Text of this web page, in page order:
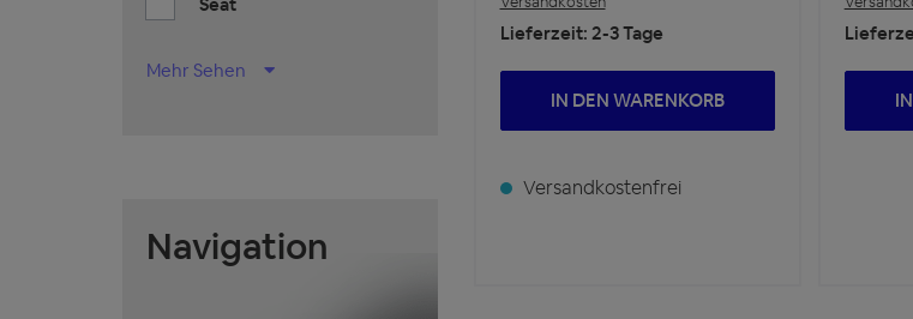
Mehr Sehen
Navigation
Lieferzeit: 2-3 Tage
IN DEN WARENKORB
Versandkostenfrei